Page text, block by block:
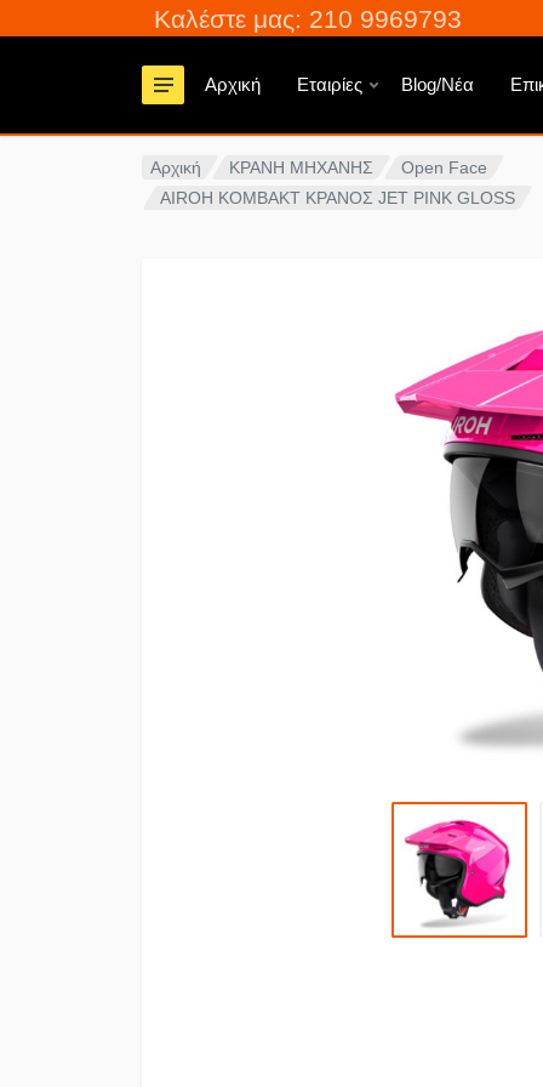
Καλέστε μας: 210 9969793
Αρχική Εταιρίες Blog/Νέα
Αρχική ΚΡΑΝΗ ΜΗΧΑΝΗΣ
Open Face
AIROH KOMBAKT ΚΡΑΝΟΣ JET PINK GLOSS